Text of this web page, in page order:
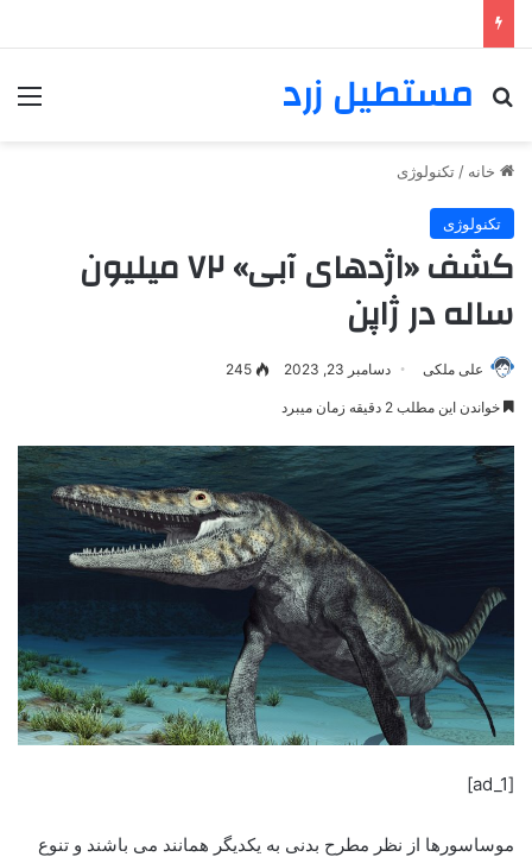
مستطیل زرد
خانه / تکنولوژی
تکنولوژی
کشف «اژدهای آبی» ۷۲ میلیون
ساله در ژاپن
علی ملکی دسامبر 23, 2023 245
خواندن این مطلب 2 دقیقه زمان میبرد
[ad_1]
موساسورها از نظر مطرح بدنی به یکدیگر همانند می باشند و تنوع